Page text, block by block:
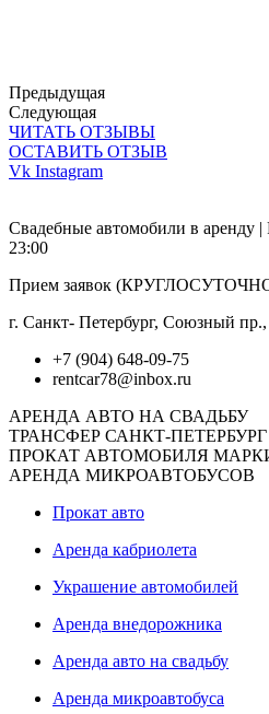
Предыдущая
Следующая
ЧИТАТЬ ОТЗЫВЫ
ОСТАВИТЬ ОТЗЫВ
Vk Instagram
Свадебные автомобили в аренду
23:00
Прием заявок
г. Санкт- Петербург, Союзный пр.,
+7 (904) 648-09-75
rentcar78@inbox.ru
АРЕНДА АВТО НА СВАДЬБУ
ТРАНСФЕР САНКТ-ПЕТЕРБУРГ
ПРОКАТ АВТОМОБИЛЯ
АРЕНДА МИКРОАВТОБУСОВ
Прокат авто
Аренда кабриолета
Украшение автомобилей
Аренда внедорожника
Аренда авто на свадьбу
Аренда микроавтобуса